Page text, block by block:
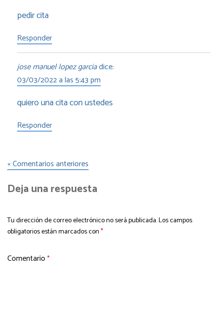
pedir cita
Responder
jose manuel lopez garciadice:
03/03/2022 a las 5:43 pm
quiero una cita con ustedes
Responder
« Comentarios anteriores
Deja una respuesta
Tu dirección de correo electrónico no será publicada.Los campos
obligatorios están marcados con*
Comentario *